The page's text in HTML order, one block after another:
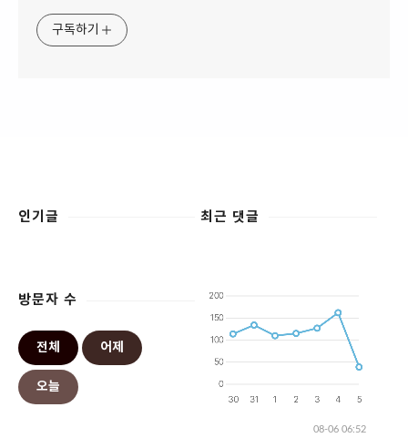
구독하기
인기글 최근 댓글
방문자 수
전체 어제
오늘
08-06 06:52